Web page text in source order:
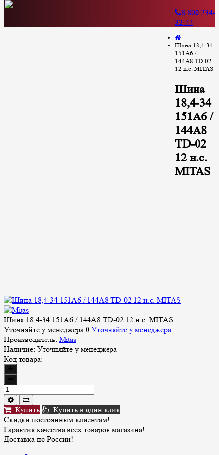
8 800 234-
32-44
Шина 18,4-34
151A6 /
144A8 TD-02
12 н.с. MITAS
Шина
18,4-34
151A6 /
144A8
TD-02
12 н.с.
MITAS
Шина 18,4-34 151A6 / 144A8 TD-02 12 н.с. MITAS
Уточняйте у менеджера 0 Уточняйте у менеджера
Производитель: Mitas
Наличие: Уточняйте у менеджера
Код товара:
Купить
Купить в один клик
Скидки постоянным клиентам!
Гарантия качества всех товаров магазина!
Доставка по России!